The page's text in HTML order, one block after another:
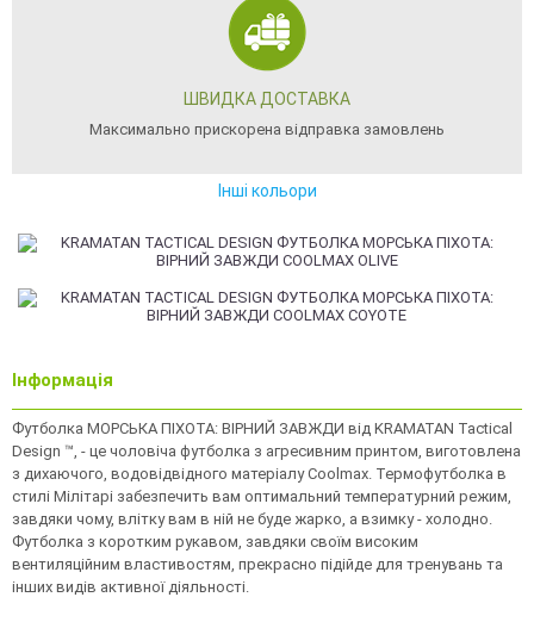
ШВИДКА ДОСТАВКА
Максимально прискорена відправка замовлень
Інші кольори
Інформація
Футболка МОРСЬКА ПІХОТА: ВІРНИЙ ЗАВЖДИ від KRAMATAN Tactical
Design ™, - це чоловіча футболка з агресивним принтом, виготовлена
​​з дихаючого, водовідвідного матеріалу Coolmax. Термофутболка в
стилі Мілітарі забезпечить вам оптимальний температурний режим,
завдяки чому, влітку вам в ній не буде жарко, а взимку - холодно.
Футболка з коротким рукавом, завдяки своїм високим
вентиляційним властивостям, прекрасно підійде для тренувань та
інших видів активної діяльності.